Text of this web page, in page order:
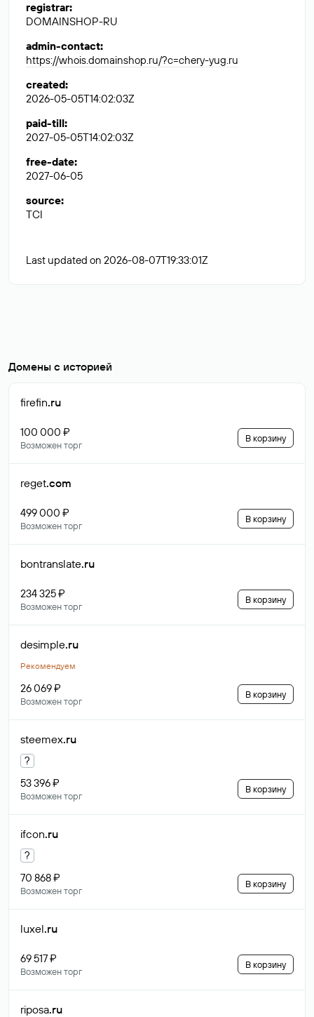
registrar:
DOMAINSHOP-RU
admin-contact:
https://whois.domainshop.ru/?c=chery-yug.ru
created:
2026-05-05T14:02:03Z
paid-till:
2027-05-05T14:02:03Z
free-date:
2027-06-05
source:
TCI
Last updated on 2026-08-07T19:33:01Z
Домены с историей
firefin.ru
100 000 ₽
Возможен торг
В корзину
reget.com
499 000 ₽
Возможен торг
В корзину
bontranslate.ru
234 325 ₽
Возможен торг
В корзину
desimple.ru
Рекомендуем
26 069 ₽
Возможен торг
В корзину
steemex.ru
?
53 396 ₽
Возможен торг
В корзину
ifcon.ru
?
70 868 ₽
Возможен торг
В корзину
luxel.ru
69 517 ₽
Возможен торг
В корзину
riposa.ru